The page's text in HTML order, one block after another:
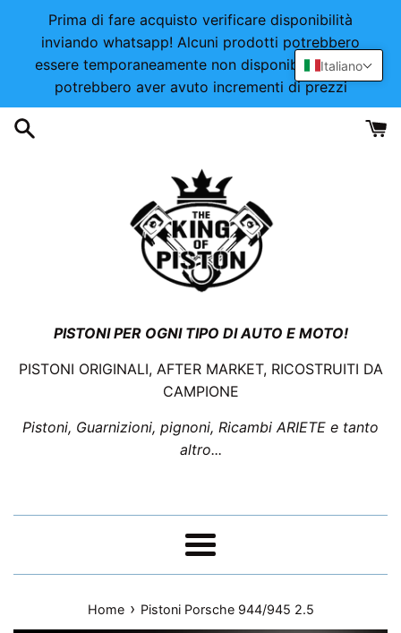
Italiano
direttamente
Prima di fare acquisto verificare disponibilità
inviando whatsapp! Alcuni prodotti potrebbero
essere temporaneamente non disponibili o alcuni
potrebbero aver avuto incrementi di prezzi
PISTONI PER OGNI TIPO DI AUTO E MOTO!
PISTONI ORIGINALI, AFTER MARKET, RICOSTRUITI DA
CAMPIONE
Pistoni, Guarnizioni, pignoni, Ricambi ARIETE e tanto
altro...
Menu
Home › Pistoni Porsche 944/945 2.5